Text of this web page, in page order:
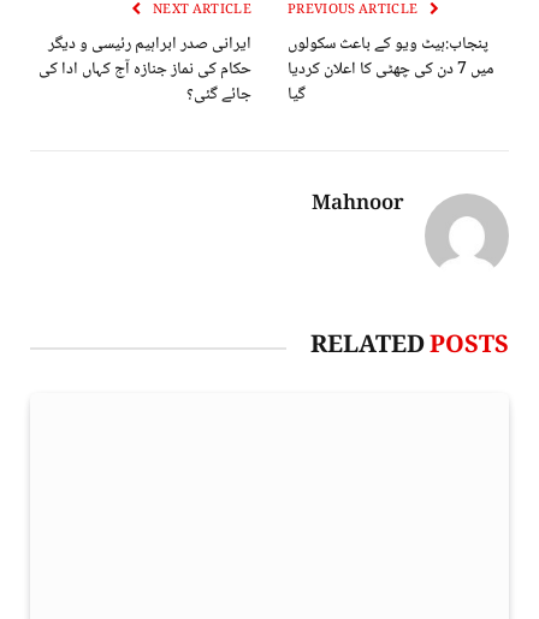
پنجاب:ہیٹ ویو کے باعث سکولوں
میں 7 دن کی چھٹی کا اعلان کردیا
گیا
NEXT ARTICLE
ایرانی صدر ابراہیم رئیسی و دیگر
حکام کی نماز جنازہ آج کہاں ادا کی
جائے گئی؟
Mahnoor
RELATEDPOSTS